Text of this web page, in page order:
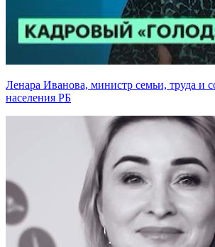
Ленара Иванова, министр семьи, труда и
населения РБ